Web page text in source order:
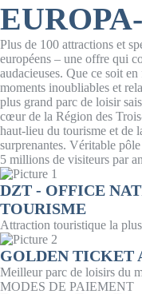
Plus de 100 attractions et
européens – une offre qui
audacieuses. Que ce soit
moments inoubliables et
plus grand parc de loisir
cœur de la Région des
haut-lieu du tourisme et de
surprenantes. Véritable
5 millions de visiteurs par
DZT - OFFICE
TOURISME
Attraction touristique la
GOLDEN TICKET
Meilleur parc de loisirs du
MODES DE PAIEMENT